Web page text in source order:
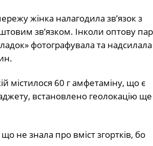
жінка налагодила зв’язок з
зв’язком. Інколи оптову
фотографувала та надсилала
містилося 60 г амфетаміну, що є
встановлено геолокацію ще
не знала про вміст згортків, бо